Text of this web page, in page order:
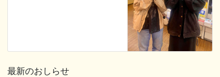
最新のおしらせ